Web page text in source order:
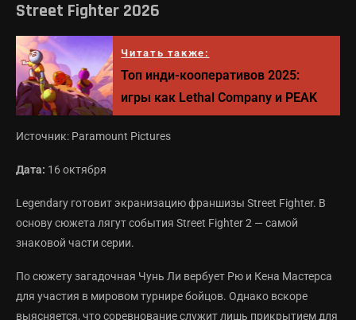
Street Fighter 2026
Читать также:
Топ инди-кооперативов 2025:
игры как Lethal Company и PEAK
Источник: Paramount Pictures
Дата: 16 октября
Legendary готовит экранизацию франшизы Street Fighter. В
основу сюжета лягут события Street Fighter 2 — самой
знаковой части серии.
По сюжету загадочная Чунь Ли вербует Рю и Кена Мастерса
для участия в мировом турнире бойцов. Однако вскоре
выясняется, что соревнование служит лишь прикрытием для